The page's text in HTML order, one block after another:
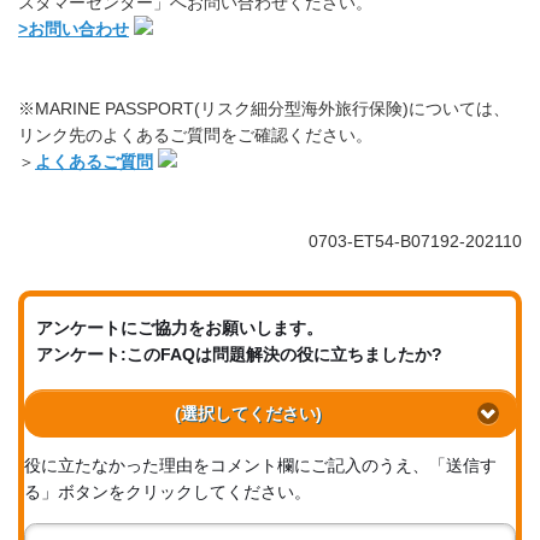
>お問い合わせ
※MARINE PASSPORT(リスク細分型海外旅行保険)については、
リンク先のよくあるご質問をご確認ください。
＞ よくあるご質問
0703-ET54-B07192-202110
アンケートにご協力をお願いします。
アンケート:このFAQは問題解決の役に立ちましたか?
(選択してください)
役に立たなかった理由をコメント欄にご記入のうえ、「送信す
る」ボタンをクリックしてください。